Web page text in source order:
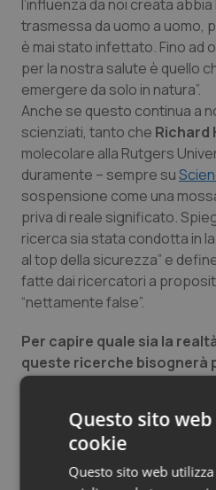
Quotidiano Pediatria
Rene & patologie
Salute orale & impianti
Sangue &
Tiroide
Tumore al seno
Tumore ovarico
Tumori del Polmone
Ulcera & Reflusso
Vaccini
l’influenza da noi creata
trasmessa da uomo a uomo,
è mai stato infettato. Fino ad
per la nostra salute è quello
emergere da solo in natura”.
Anche se questo continua a
scienziati, tanto che Richard
molecolare alla Rutgers
duramente – sempre su
sospensione come una
priva di reale significato.
ricerca sia stata condotta in
al top della sicurezza” e
fatte dai ricercatori a
“nettamente false”.
Per capire quale sia la
queste ricerche bisognerà
aspettare
sospensione della ricerca
è una cosa di cui non si sente
precedente caso è forse
Questo sito
cookie
Questo sito web